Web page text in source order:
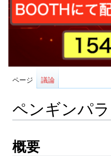
ページ 議論
ペンギンパ
概要